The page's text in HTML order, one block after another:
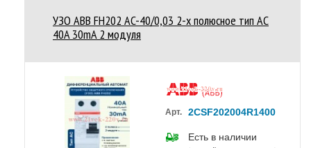
УЗО ABB FH202 AC-40/0,03 2-х полюсное тип AC
40A 30mA 2 модуля
Арт. 2CSF202004R1400
Есть в наличии